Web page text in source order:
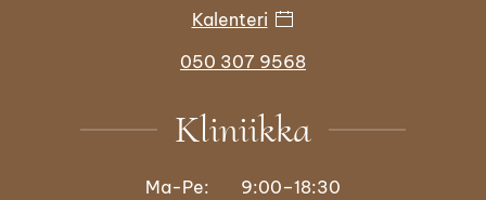
Kliniikka
Ma-Pe:
9:00–18:30
Kalenteri
050 307 9568